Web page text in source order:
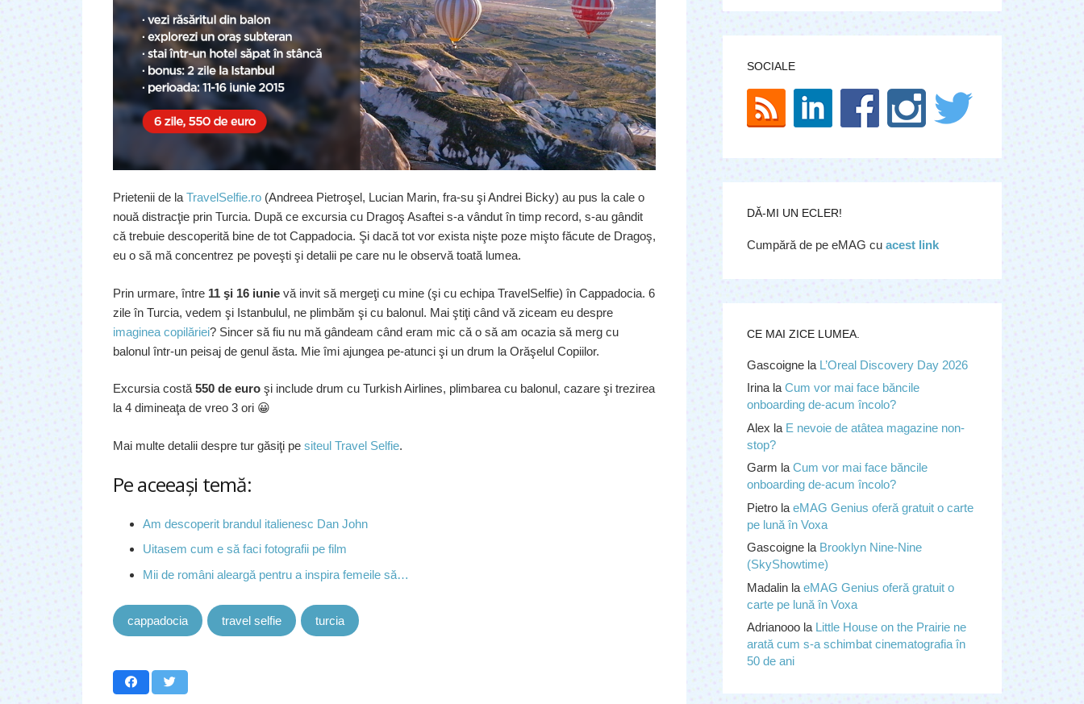
Prietenii de la TravelSelfie.ro(Andreea Pietroşel, Lucian Marin, fra-su şi Andrei Bicky) au pus la cale o
nouă distracţie prin Turcia. După ce excursia cu Dragoş Asaftei s-a vândut în timp record, s-au gândit
că trebuie descoperită bine de tot Cappadocia. Şi dacă tot vor exista nişte poze mişto făcute de Dragoş,
eu o să mă concentrez pe poveşti şi detalii pe care nu le observă toată lumea.
Prin urmare, între 11 şi 16 iunievă invit să mergeţi cu mine (şi cu echipa TravelSelfie) în Cappadocia. 6
zile în Turcia, vedem şi Istanbulul, ne plimbăm şi cu balonul. Mai ştiţi când vă ziceam eu despre
imaginea copilăriei? Sincer să fiu nu mă gândeam când eram mic că o să am ocazia să merg cu
balonul într-un peisaj de genul ăsta. Mie îmi ajungea pe-atunci şi un drum la Orăşelul Copiilor.
Excursia costă 550 de euroşi include drum cu Turkish Airlines, plimbarea cu balonul, cazare şi trezirea
la 4 dimineaţa de vreo 3 ori 😀
Mai multe detalii despre tur găsiţi pe siteul Travel Selfie.
Pe aceeaşi temă:
Am descoperit brandul italienesc Dan John
Uitasem cum e să faci fotografii pe film
Mii de români aleargă pentru a inspira femeile să…
cappadocia travel selfie turcia
SOCIALE
DĂ-MI UN ECLER!
Cumpără de pe eMAG cu acest link
CE MAI ZICE LUMEA.
Gascoignela L’Oreal Discovery Day 2026
Irinala Cum vor mai face băncile
onboarding de-acum încolo?
Alex la E nevoie de atâtea magazine non-
stop?
Garm la Cum vor mai face băncile
onboarding de-acum încolo?
Pietrola eMAG Genius oferă gratuit o carte
pe lună în Voxa
Gascoignela Brooklyn Nine-Nine
(SkyShowtime)
Madalinla eMAG Genius oferă gratuit o
carte pe lună în Voxa
Adrianooola Little House on the Prairie ne
arată cum s-a schimbat cinematografia în
50 de ani